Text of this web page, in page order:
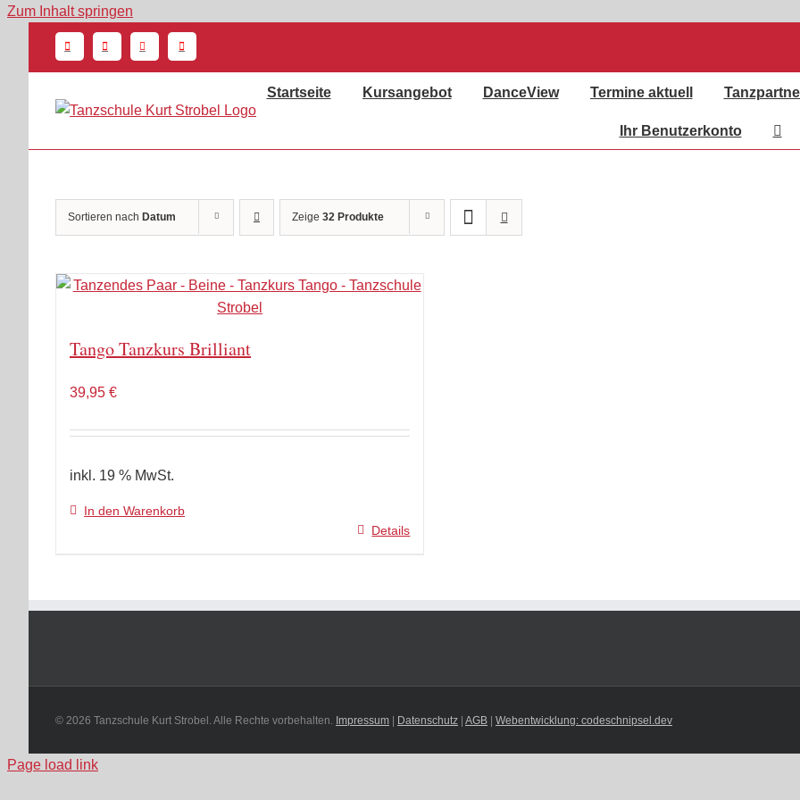
Zum Inhalt springen
Startseite Kursangebot DanceView Termine aktuell
Ihr Benutzerkonto
Sortieren nach Datum Zeige 32 Produkte
Tango Tanzkurs Brilliant
39,95 €
inkl. 19 % MwSt.
In den Warenkorb
Details
© 2026 Tanzschule Kurt Strobel. Alle Rechte vorbehalten. Impressum Datenschutz AGB Webentwicklung: codeschnipsel.dev
Page load link